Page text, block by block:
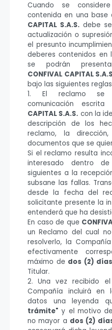
Cuando se
contenida en una
CAPITAL S.A.S. debe
actualización o
el presunto
deberes contenidos en
se podrán
CONFIVAL CAPITAL
bajo las siguientes
1. El reclamo se
comunicación
CAPITAL S.A.S. con la
descripción de los
reclamo, la
documentos que se
Si el reclamo resulta
interesado dentro
siguientes a la
subsane las fallas.
desde la fecha del
solicitante presente la
entenderá que ha
En caso de que
un Reclamo del cual
resolverlo, la
efectivamente
máximo de dos (2)
Titular.
2. Una vez recibido
Compañía incluirá en
datos una leyenda
trámite" y el motivo
no mayor a dos (2)